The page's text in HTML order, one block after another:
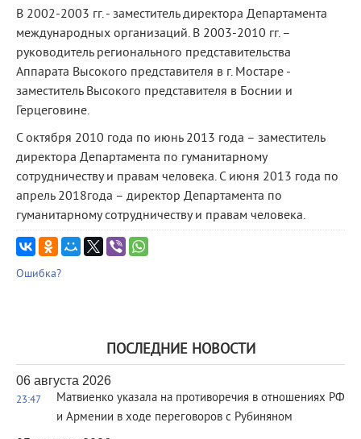
В 2002-2003 гг. - заместитель директора Департамента
международных организаций. В 2003-2010 гг. –
руководитель регионального представительства
Аппарата Высокого представителя в г. Мостаре -
заместитель Высокого представителя в Боснии и
Герцеговине.
С октября 2010 года по июнь 2013 года – заместитель
директора Департамента по гуманитарному
сотрудничеству и правам человека. С июня 2013 года по
апрель 2018года – директор Департамента по
гуманитарному сотрудничеству и правам человека.
Ошибка?
ПОСЛЕДНИЕ НОВОСТИ
06 августа 2026
23:47
Матвиенко указала на противоречия в отношениях РФ
и Армении в ходе переговоров с Рубиняном